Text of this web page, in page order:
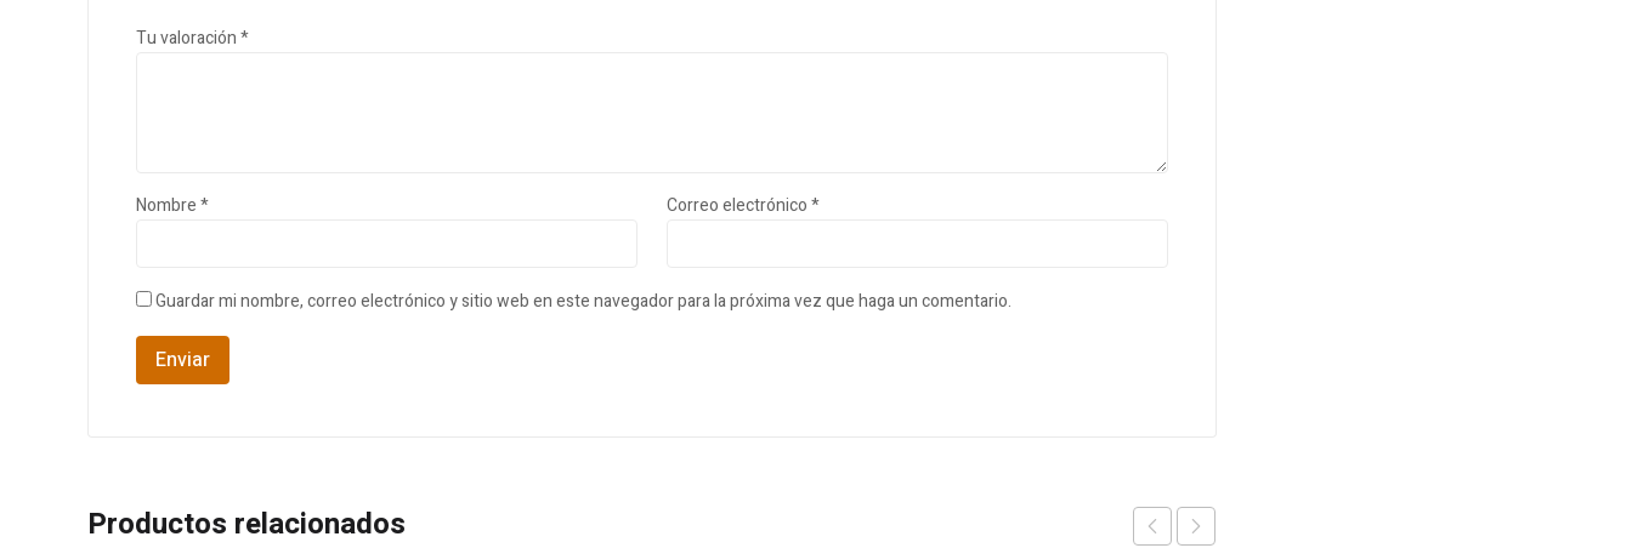
Tu valoración*
Nombre* Correo electrónico*
Guardar mi nombre, correo electrónico y sitio web en este navegador para la próxima vez que haga un comentario.
Productos relacionados